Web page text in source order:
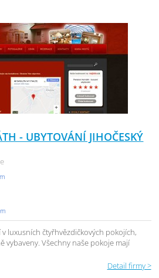
- UBYTOVÁNÍ JIHOČESKÝ
luxusních čtyřhvězdičkových pokojích,
vybaveny. Všechny naše pokoje mají
Detail firmy >